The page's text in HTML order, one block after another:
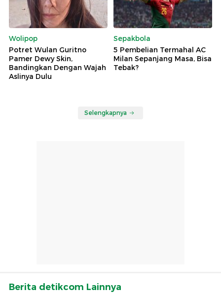
Wolipop
Potret Wulan Guritno
Pamer Dewy Skin,
Bandingkan Dengan Wajah
Aslinya Dulu
Sepakbola
5 Pembelian Termahal AC
Milan Sepanjang Masa, Bisa
Tebak?
Selengkapnya
Berita detikcom Lainnya